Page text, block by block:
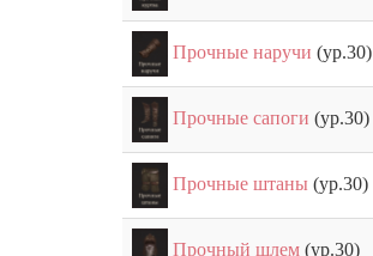
Прочные наручи (ур.30)
Прочные сапоги (ур.30)
Прочные штаны (ур.30)
Прочный шлем (ур.30)